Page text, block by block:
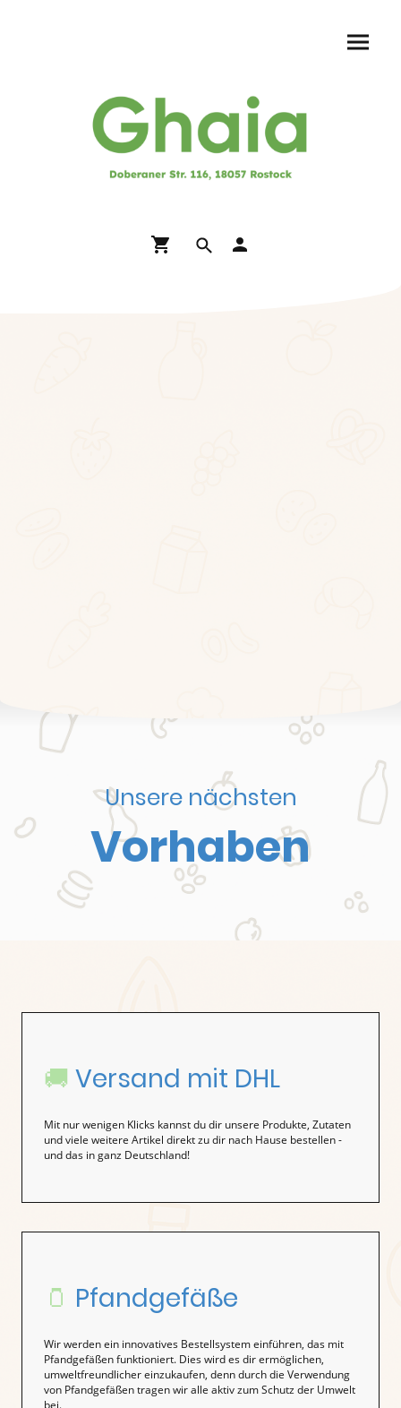
Unsere nächsten
Vorhaben
🚚 Versand mit DHL
Mit nur wenigen Klicks kannst du dir unsere Produkte, Zutaten
und viele weitere Artikel direkt zu dir nach Hause bestellen -
und das in ganz Deutschland!
🫙 Pfandgefäße
Wir werden ein innovatives Bestellsystem einführen, das mit
Pfandgefäßen funktioniert. Dies wird es dir ermöglichen,
umweltfreundlicher einzukaufen, denn durch die Verwendung
von Pfandgefäßen tragen wir alle aktiv zum Schutz der Umwelt